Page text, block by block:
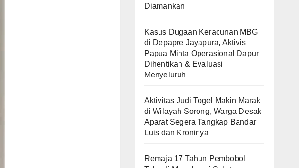
Diamankan
Kasus Dugaan Keracunan MBG
di Depapre Jayapura, Aktivis
Papua Minta Operasional Dapur
Dihentikan & Evaluasi
Menyeluruh
Aktivitas Judi Togel Makin Marak
di Wilayah Sorong, Warga Desak
Aparat Segera Tangkap Bandar
Luis dan Kroninya
Remaja 17 Tahun Pembobol